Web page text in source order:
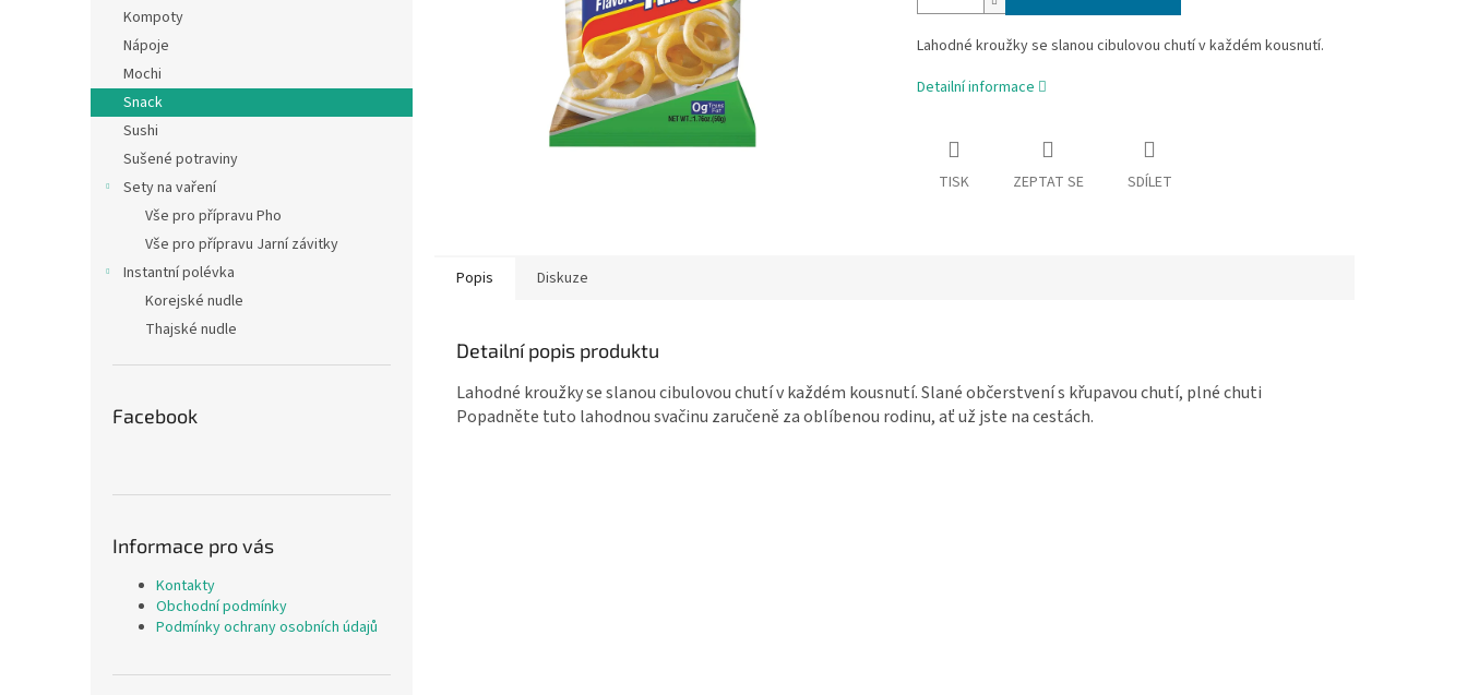
Kompoty
Nápoje
Mochi
Snack
Sushi
Sušené potraviny
Sety na vaření
Vše pro přípravu Pho
Vše pro přípravu Jarní závitky
Instantní polévka
Korejské nudle
Thajské nudle
Facebook
Informace pro vás
Kontakty
Obchodní podmínky
Podmínky ochrany osobních údajů
Lahodné kroužky se slanou cibulovou chutí v každém kousnutí.
Detailní informace
TISK ZEPTAT SE SDÍLET
Popis Diskuze
Detailní popis produktu
Lahodné kroužky se slanou cibulovou chutí v každém kousnutí. Slané občerstvení s křupavou chutí, plné chuti
Popadněte tuto lahodnou svačinu zaručeně za oblíbenou rodinu, ať už jste na cestách.